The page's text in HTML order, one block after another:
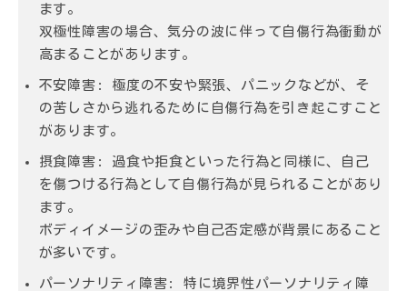
ます。
双極性障害の場合、気分の波に伴って自傷行為衝動が
高まることがあります。
不安障害:
極度の不安や緊張、パニックなどが、そ
の苦しさから逃れるために自傷行為を引き起こすこと
があります。
摂食障害:
過食や拒食といった行為と同様に、自己
を傷つける行為として自傷行為が見られることがあり
ます。
ボディイメージの歪みや自己否定感が背景にあること
が多いです。
パーソナリティ障害:
特に境界性パーソナリティ障